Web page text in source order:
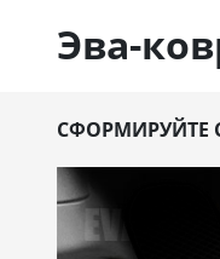
Эва-
СФОРМИРУЙТЕ